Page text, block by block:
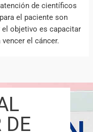
de científicos
el paciente son
objetivo es capacitar
el cáncer.
DE